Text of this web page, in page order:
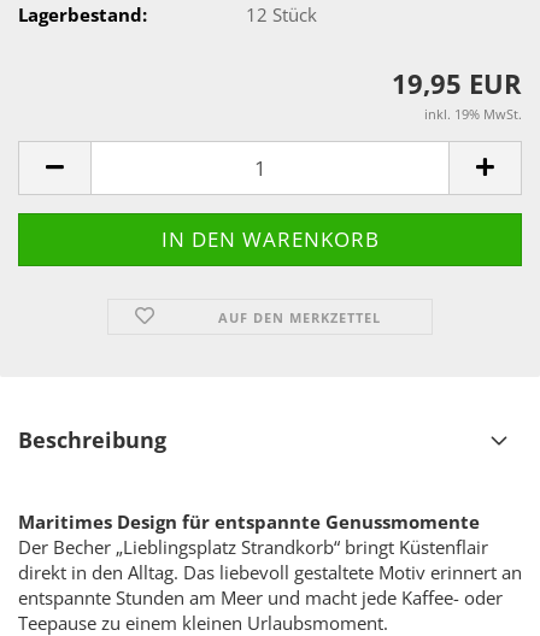
Lagerbestand: 12 Stück
19,95 EUR
inkl. 19% MwSt.
AUF DEN MERKZETTEL
Beschreibung
Maritimes Design für entspannte Genussmomente
Der Becher „Lieblingsplatz Strandkorb“ bringt Küstenflair
direkt in den Alltag. Das liebevoll gestaltete Motiv erinnert an
entspannte Stunden am Meer und macht jede Kaffee- oder
Teepause zu einem kleinen Urlaubsmoment.